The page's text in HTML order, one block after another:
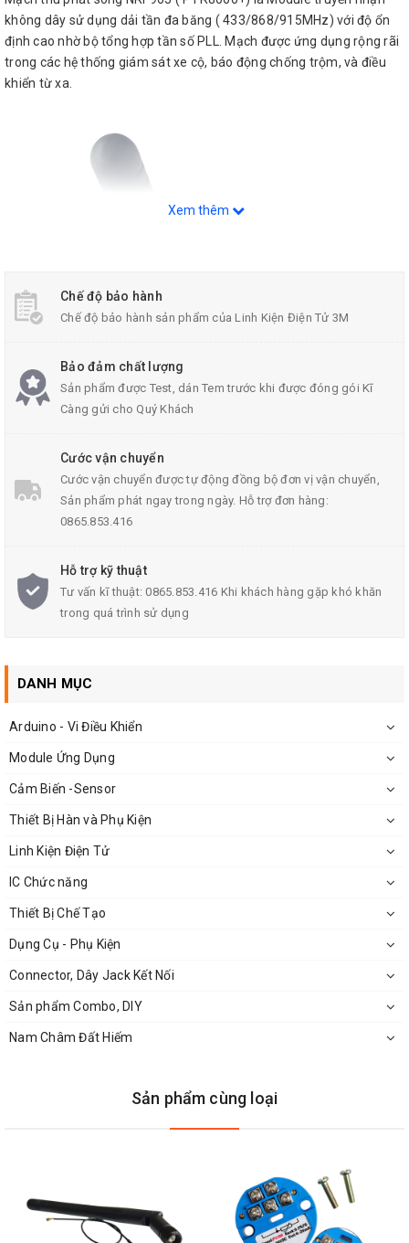
không dây sử dụng dải tần đa băng ( 433/868/915MHz) với độ ổn
định cao nhờ bộ tổng hợp tần số PLL. Mạch được ứng dụng rộng rãi
trong các hệ thống giám sát xe cộ, báo động chống trộm, và điều
khiển từ xa.
THÔNG SỐ KỸ THUẬT MODULE
- Tần số hoạt động: 433/ 868/ 915 MHz
- Chế độ điều chế : GMSK/ FSK
- Điện áp hoạt động: 1.9 - 3.6V
- Độ nhạy thu: 100dBm
- Điện áp làm việc: 2,7
Xem thêm
Chế độ bảo hành
Chế độ bảo hành sản phẩm của Linh Kiện Điện Tử 3M
Bảo đảm chất lượng
Sản phẩm được Test, dán Tem trước khi được đóng gói Kĩ
Càng gửi cho Quý Khách
Cước vận chuyển
Cước vận chuyển được tự động đồng bộ đơn vị vận chuyển,
Sản phẩm phát ngay trong ngày. Hỗ trợ đơn hàng:
0865.853.416
Hỗ trợ kỹ thuật
Tư vấn kĩ thuật: 0865.853.416 Khi khách hàng gặp khó khăn
trong quá trình sử dụng
DANH MỤC
Arduino - Vi Điều Khiển
Module Ứng Dụng
Cảm Biến -Sensor
Thiết Bị Hàn và Phụ Kiện
Linh Kiện Điện Tử
IC Chức năng
Thiết Bị Chế Tạo
Dụng Cụ - Phụ Kiện
Connector, Dây Jack Kết Nối
Sản phẩm Combo, DIY
Nam Châm Đất Hiếm
Sản phẩm cùng loại